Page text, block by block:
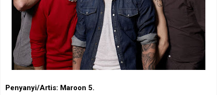
Penyanyi/Artis: Maroon 5.